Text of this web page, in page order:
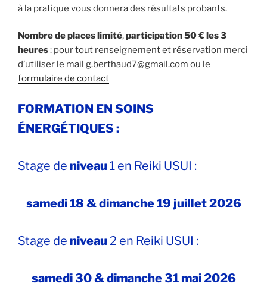
à la pratique vous donnera des résultats probants.
Nombre de places limité,participation 50 € les 3
heures: pour tout renseignement et réservation merci
d’utiliser le mail g.berthaud7@gmail.com ou le
formulaire de contact
FORMATION EN SOINS
ÉNERGÉTIQUES :
Stage de niveau 1 en Reiki USUI :
samedi 18 & dimanche 19 juillet 2026
Stage de niveau 2 en Reiki USUI :
samedi 30 & dimanche 31 mai 2026